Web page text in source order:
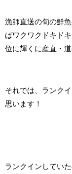
漁師直送の旬の鮮
ばワクワクドキド
位に輝くに産直・
それでは、ランク
思います！
ランクインしてい